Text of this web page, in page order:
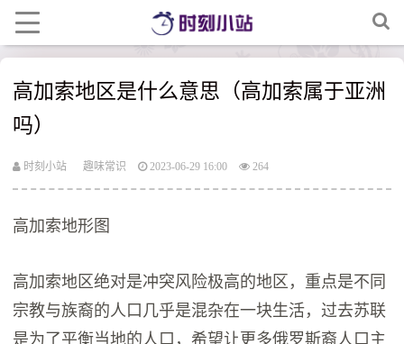
高加索地区是什么意思（高加索属于亚洲
吗）
时刻小站 趣味常识 2023-06-29 16:00 264
高加索地形图
高加索地区绝对是冲突风险极高的地区，重点是不同
宗教与族裔的人口几乎是混杂在一块生活，过去苏联
是为了平衡当地的人口，希望让更多俄罗斯裔人口主